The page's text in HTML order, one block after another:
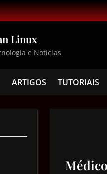
Linux
e Notícias
ARTIGOS TUTORIAIS